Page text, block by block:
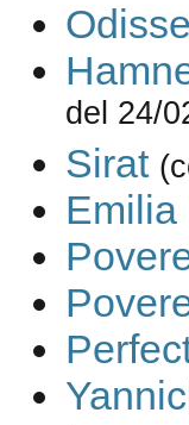
del 24/
Sirat
Emilia